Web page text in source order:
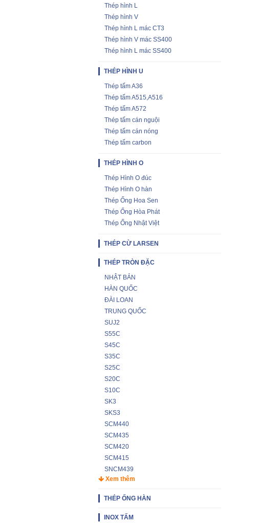
Thép hình L
Thép hình V
Thép hình L mác CT3
Thép hình V mác SS400
Thép hình L mác SS400
THÉP HÌNH U
Thép tấm A36
Thép tấm A515,A516
Thép tấm A572
Thép tấm cán nguội
Thép tấm cán nóng
Thép tấm carbon
THÉP HÌNH O
Thép Hình O đúc
Thép Hình O hàn
Thép Ống Hoa Sen
Thép Ống Hòa Phát
Thép Ống Nhật Việt
THÉP CỪ LARSEN
THÉP TRÒN ĐẶC
NHẬT BẢN
HÀN QUỐC
ĐÀI LOAN
TRUNG QUỐC
SUJ2
S55C
S45C
S35C
S25C
S20C
S10C
SK3
SKS3
SCM440
SCM435
SCM420
SCM415
SNCM439
Xem thêm
THÉP ỐNG HÀN
INOX TẤM